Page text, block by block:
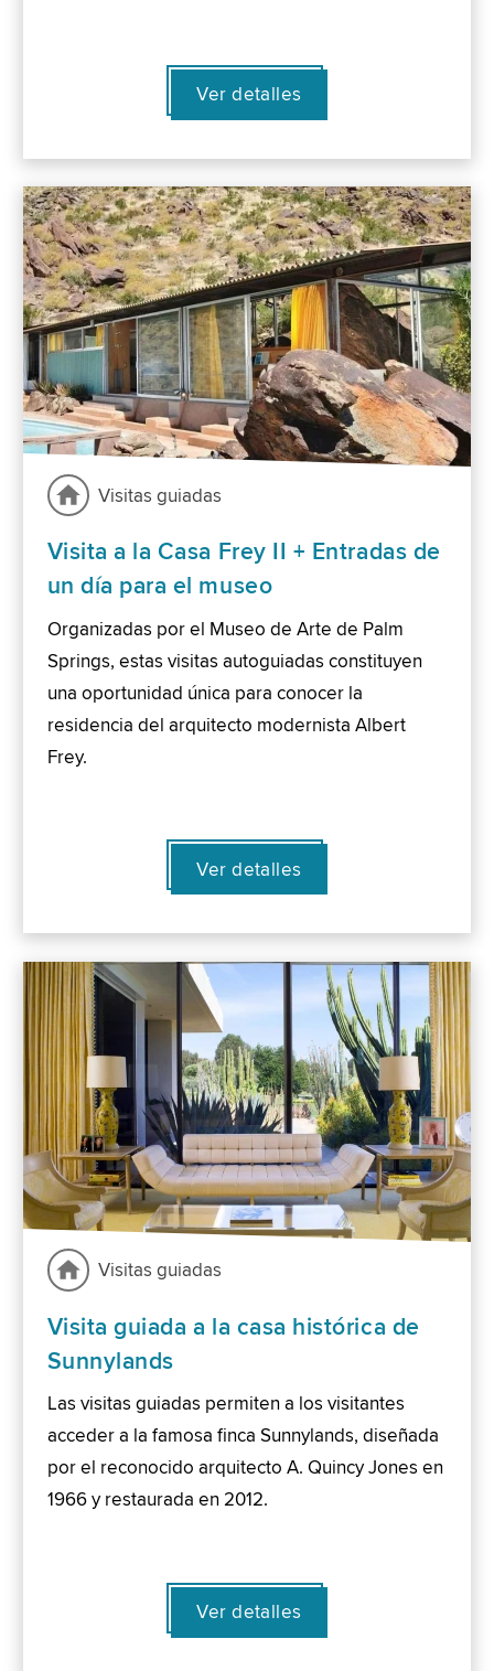
Ver detalles
Visitas guiadas
Visita a la Casa Frey II + Entradas de
un día para el museo
Organizadas por el Museo de Arte de Palm
Springs, estas visitas autoguiadas constituyen
una oportunidad única para conocer la
residencia del arquitecto modernista Albert
Frey.
Ver detalles
Visitas guiadas
Visita guiada a la casa histórica de
Sunnylands
Las visitas guiadas permiten a los visitantes
acceder a la famosa finca Sunnylands, diseñada
por el reconocido arquitecto A. Quincy Jones en
1966 y restaurada en 2012.
Ver detalles